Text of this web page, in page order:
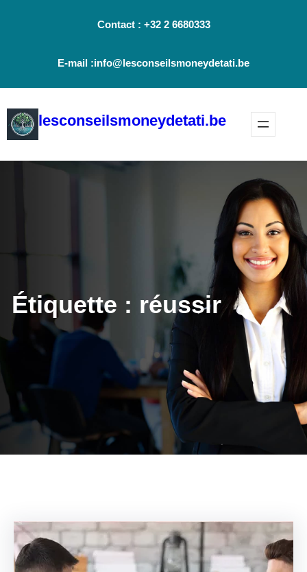
Contact : +32 2 6680333
E-mail :info@lesconseilsmoneydetati.be
lesconseilsmoneydetati.be
Étiquette : réussir